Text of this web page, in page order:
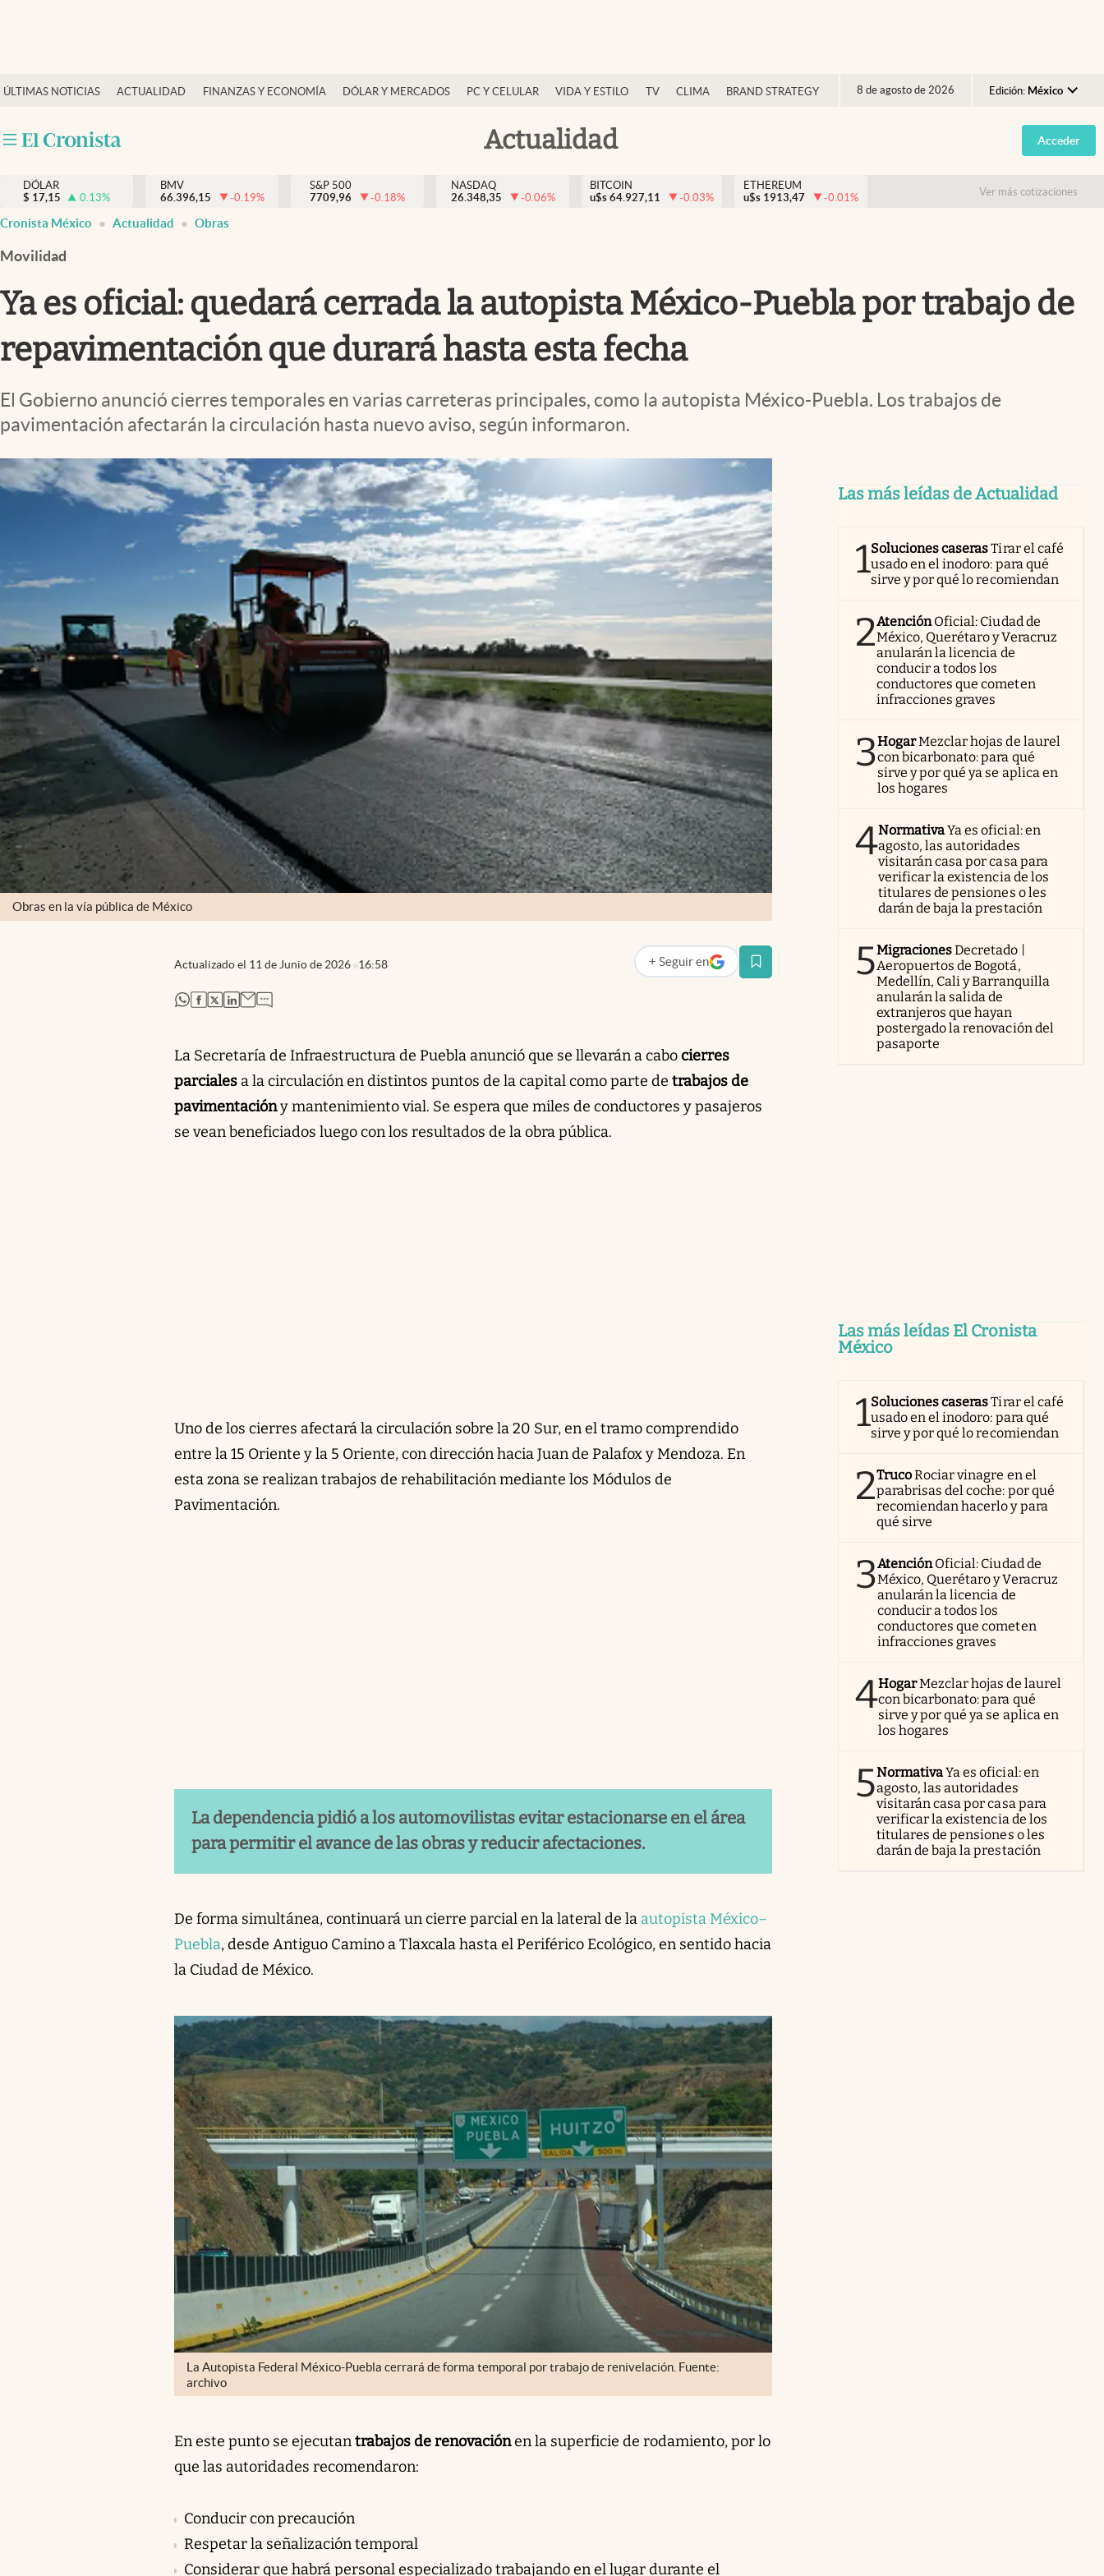
ÚLTIMAS NOTICIAS ACTUALIDAD FINANZAS Y ECONOMÍA DÓLAR Y MERCADOS PC Y CELULAR VIDA Y ESTILO TV CLIMA BRAND STRATEGY 8 de agosto de 2026 Edición: México
Argentina
España
USA
Actualidad
Actualidad
Internacionales
Opinión
Brand Strategy
Vida y estilo
Tv
Espiritualidad
abre en nueva pestaña
Acceder
DÓLAR
$ 17,15 0.13%
BMV
66.396,15
-0.19%
S&P 500
7709,96
-0.18%
NASDAQ
26.348,35
-0.06%
BITCOIN
u$s 64.927,11 -0.03%
ETHEREUM
u$s 1913,47 -0.01% Ver más cotizaciones
Cronista México Actualidad Obras
Movilidad
Ya es oficial: quedará cerrada la autopista México-Puebla por trabajo de
repavimentación que durará hasta esta fecha
El Gobierno anunció cierres temporales en varias carreteras principales, como la autopista México-Puebla. Los trabajos de
pavimentación afectarán la circulación hasta nuevo aviso, según informaron.
Obras en la vía pública de México
Actualizado el 11 de Junio de 2026 16:58 + Seguir en
abre en nueva pestaña
abre en nueva pestaña
abre en nueva pestaña
abre en nueva pestaña
abre en nueva pestaña
La Secretaría de Infraestructura de Puebla anunció que se llevarán a cabocierres
parciales a la circulación en distintos puntos de la capital como parte de trabajos de
pavimentacióny mantenimiento vial. Se espera que miles de conductores y pasajeros
se vean beneficiados luego con los resultados de la obra pública.
Uno de los cierres afectará la circulación sobre la 20 Sur, en el tramo comprendido
entre la 15 Oriente y la 5 Oriente, con dirección hacia Juan de Palafox y Mendoza. En
esta zona se realizan trabajos de rehabilitación mediante los Módulos de
Pavimentación.
La dependencia pidió a los automovilistas evitar estacionarse en el área
para permitir el avance de las obras y reducir afectaciones.
De forma simultánea, continuará un cierre parcial en la lateral de la autopista México–
Puebla, desde Antiguo Camino a Tlaxcala hasta el Periférico Ecológico, en sentido hacia
la Ciudad de México.
La Autopista Federal México-Puebla cerrará de forma temporal por trabajo de renivelación. Fuente:
archivo
En este punto se ejecutantrabajos de renovaciónen la superficie de rodamiento, por lo
que las autoridades recomendaron:
Conducir con precaución
Respetar la señalización temporal
Considerar que habrá personal especializado trabajando en el lugar durante el
Las más leídas de Actualidad
1Soluciones caserasTirar el café
usado en el inodoro: para qué
sirve y por qué lo recomiendan
2AtenciónOficial: Ciudad de
México, Querétaro y Veracruz
anularán la licencia de
conducir a todos los
conductores que cometen
infracciones graves
3HogarMezclar hojas de laurel
con bicarbonato: para qué
sirve y por qué ya se aplica en
los hogares
4NormativaYa es oficial: en
agosto, las autoridades
visitarán casa por casa para
verificar la existencia de los
titulares de pensiones o les
darán de baja la prestación
5MigracionesDecretado |
Aeropuertos de Bogotá,
Medellín, Cali y Barranquilla
anularán la salida de
extranjeros que hayan
postergado la renovación del
pasaporte
Las más leídas El Cronista
México
1Soluciones caserasTirar el café
usado en el inodoro: para qué
sirve y por qué lo recomiendan
2TrucoRociar vinagre en el
parabrisas del coche: por qué
recomiendan hacerlo y para
qué sirve
3AtenciónOficial: Ciudad de
México, Querétaro y Veracruz
anularán la licencia de
conducir a todos los
conductores que cometen
infracciones graves
4HogarMezclar hojas de laurel
con bicarbonato: para qué
sirve y por qué ya se aplica en
los hogares
5NormativaYa es oficial: en
agosto, las autoridades
visitarán casa por casa para
verificar la existencia de los
titulares de pensiones o les
darán de baja la prestación